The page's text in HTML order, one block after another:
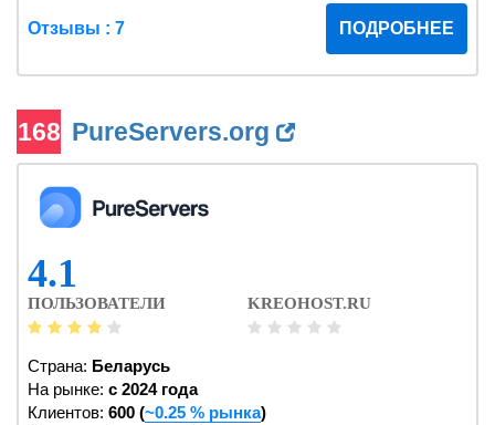
Отзывы : 7 ПОДРОБНЕЕ
168 PureServers.org
4.1
ПОЛЬЗОВАТЕЛИ KREOHOST.RU
Страна: Беларусь
На рынке: c 2024 года
Клиентов: 600 (~0.25 % рынка)